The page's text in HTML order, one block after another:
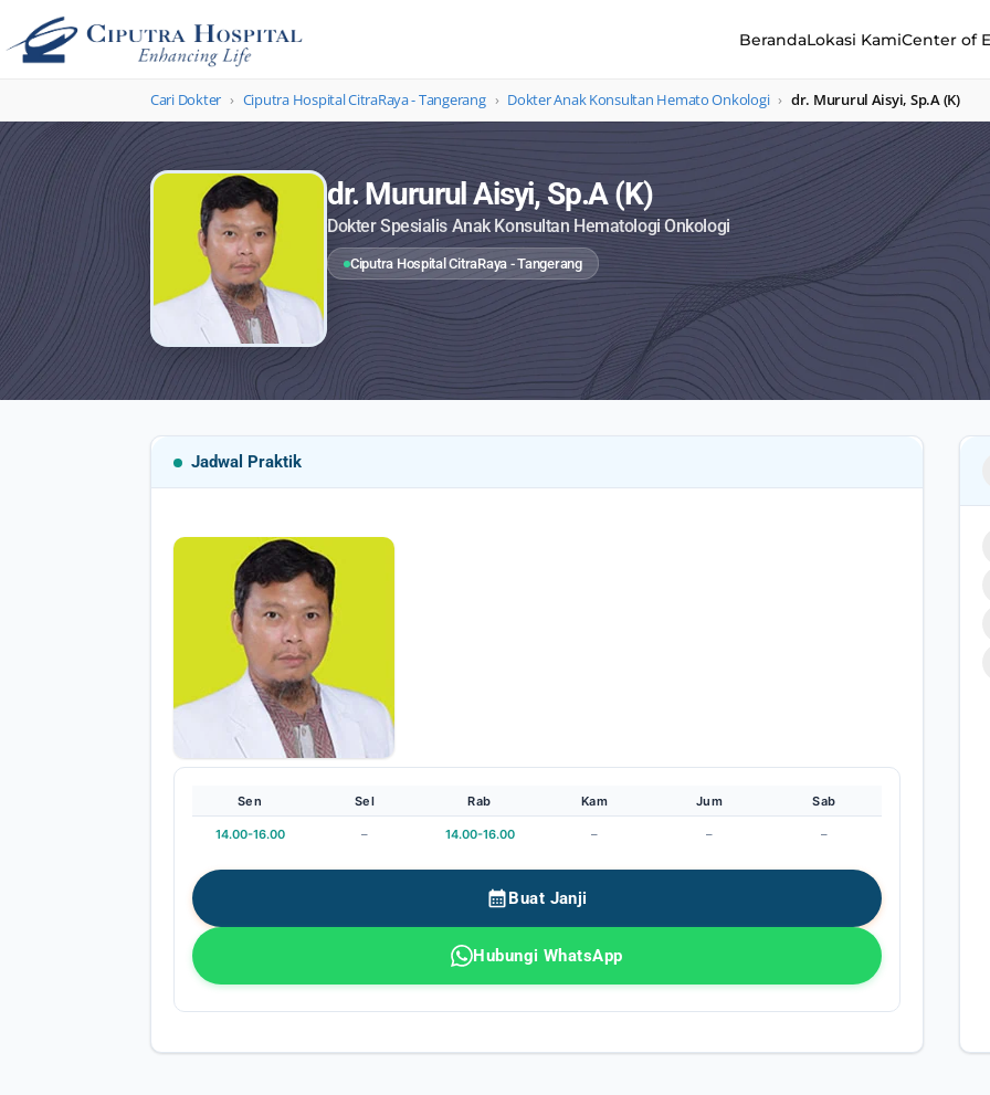
BerandaLokasi KamiCenter of
Cari Dokter › Ciputra Hospital CitraRaya - Tangerang › Dokter Anak Konsultan Hemato Onkologi › dr. Mururul Aisyi, Sp.A (K)
dr. Mururul Aisyi, Sp.A (K)
Dokter Spesialis Anak Konsultan Hematologi Onkologi
Ciputra Hospital CitraRaya - Tangerang
Jadwal Praktik
Sen
14.00-16.00
Sel
–
Rab
14.00-16.00
Kam
–
Jum
–
Sab
–